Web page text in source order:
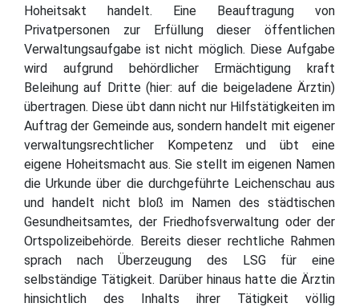
Hoheitsakt handelt. Eine Beauftragung von
Privatpersonen zur Erfüllung dieser öffentlichen
Verwaltungsaufgabe ist nicht möglich. Diese Aufgabe
wird aufgrund behördlicher Ermächtigung kraft
Beleihung auf Dritte (hier: auf die beigeladene Ärztin)
übertragen. Diese übt dann nicht nur Hilfstätigkeiten im
Auftrag der Gemeinde aus, sondern handelt mit eigener
verwaltungsrechtlicher Kompetenz und übt eine
eigene Hoheitsmacht aus. Sie stellt im eigenen Namen
die Urkunde über die durchgeführte Leichenschau aus
und handelt nicht bloß im Namen des städtischen
Gesundheitsamtes, der Friedhofsverwaltung oder der
Ortspolizeibehörde. Bereits dieser rechtliche Rahmen
sprach nach Überzeugung des LSG für eine
selbständige Tätigkeit. Darüber hinaus hatte die Ärztin
hinsichtlich des Inhalts ihrer Tätigkeit völlig